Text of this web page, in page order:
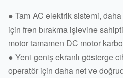
● Tam AC elektrik sistemi,
için fren bırakma işlevine
motor tamamen DC motor
● Yeni geniş ekranlı gösterge
operatör için daha net ve